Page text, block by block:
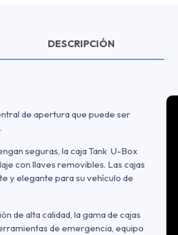
DESCRIPCIÓN
de apertura que puede ser
seguras, la caja Tank U-Box
con llaves removibles. Las cajas
y elegante para su vehículo de
de alta calidad, la gama de cajas
de emergencia, equipo